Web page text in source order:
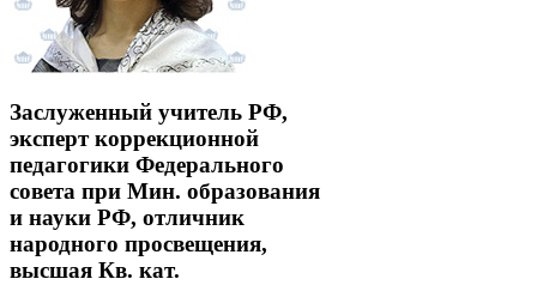
Заслуженный учитель РФ,
эксперт коррекционной
педагогики Федерального
совета при Мин. образования
и науки РФ, отличник
народного просвещения,
высшая Кв. кат.